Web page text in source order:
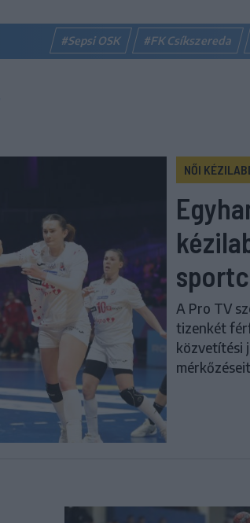
#Sepsi OSK #FK Csíkszereda
NŐI
A Pro TV
tizenkét
közvetítési